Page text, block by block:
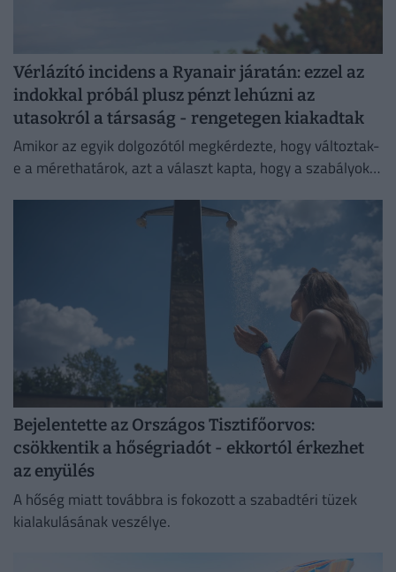
Vérlázító incidens a Ryanair járatán: ezzel az
indokkal próbál plusz pénzt lehúzni az
utasokról a társaság - rengetegen kiakadtak
Amikor az egyik dolgozótól megkérdezte, hogy változtak-
e a mérethatárok, azt a választ kapta, hogy a szabályok
Bejelentette az Országos Tisztifőorvos:
csökkentik a hőségriadót - ekkortól érkezhet
az enyülés
A hőség miatt továbbra is fokozott a szabadtéri tüzek
kialakulásának veszélye.